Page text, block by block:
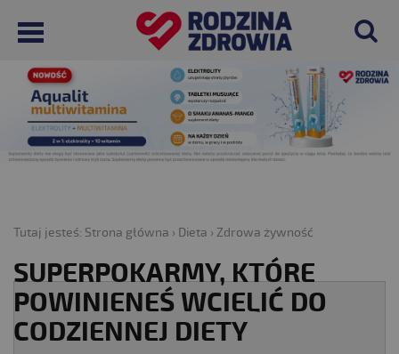
Tutaj jesteś: Strona główna › Dieta › Zdrowa żywność
SUPERPOKARMY, KTÓRE
POWINIENEŚ WCIELIĆ DO
CODZIENNEJ DIETY